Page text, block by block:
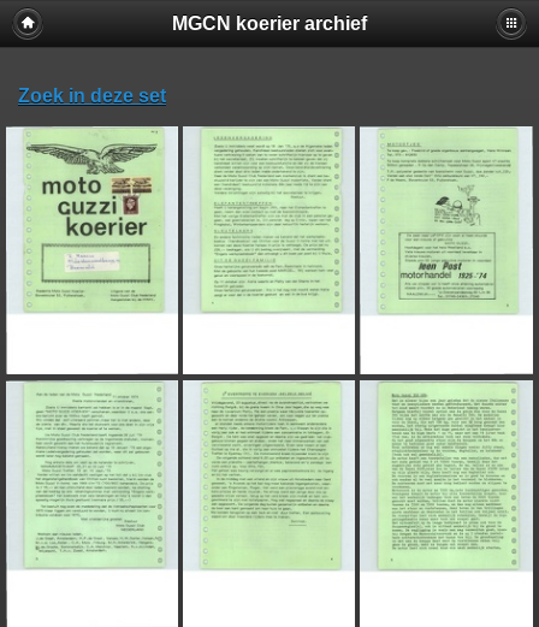
MGCN koerier archief
Zoek in deze set